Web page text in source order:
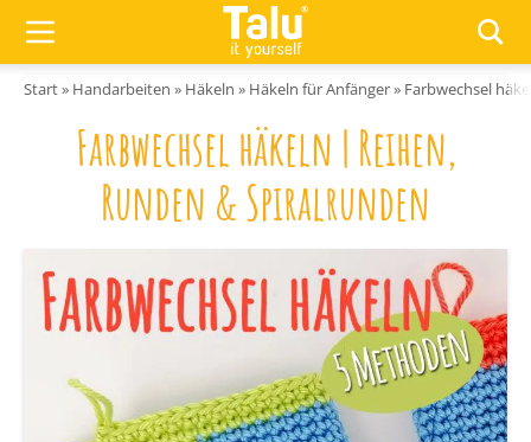
Start» Handarbeiten » Häkeln » Häkeln für Anfänger» Farbwechsel
Farbwechsel häkeln | Reihen,
Runden & Spiralrunden